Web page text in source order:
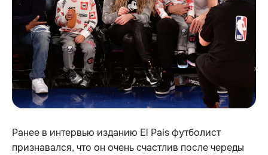
Ранее в интервью изданию El Pais футболист
признавался, что он очень счастлив после череды